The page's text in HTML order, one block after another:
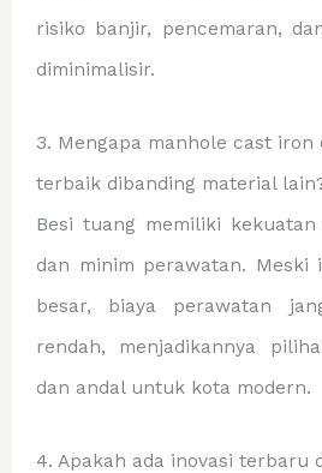
risiko banjir, pencemaran,
diminimalisir.
3. Mengapa manhole cast iron
terbaik dibanding material
Besi tuang memiliki
dan minim perawatan. Meski
besar, biaya perawatan
rendah, menjadikannya
dan andal untuk kota modern.
4. Apakah ada inovasi terbaru